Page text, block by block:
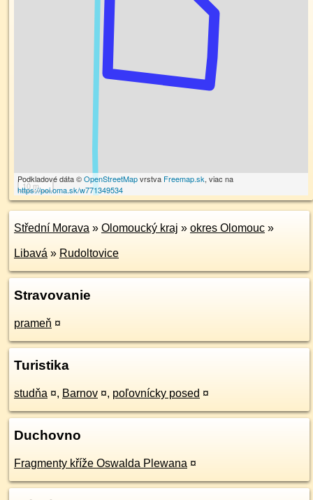
10 m
Podkladové dáta ©OpenStreetMapvrstva Freemap.sk, viac na
https://poi.oma.sk/w771349534
Střední Morava » Olomoucký kraj » okres Olomouc »
Libavá » Rudoltovice
Stravovanie
prameň ¤
Turistika
studňa ¤, Barnov ¤, poľovnícky posed ¤
Duchovno
Fragmenty kříže Oswalda Plewana ¤